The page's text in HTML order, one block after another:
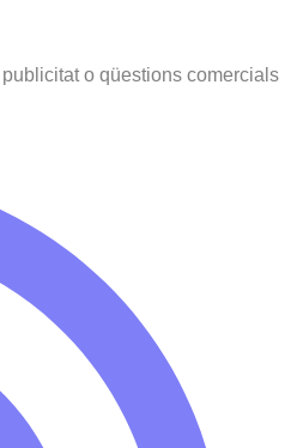
o qüestions comercials